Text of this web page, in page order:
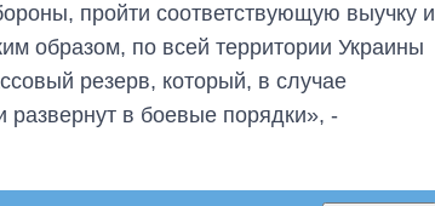
пройти соответствующую выучку и
образом, по всей территории Украины
резерв, который, в случае
развернут в боевые порядки», -